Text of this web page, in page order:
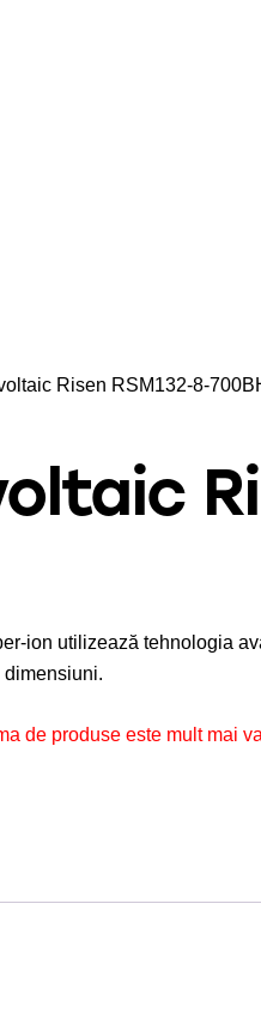
Risen RSM132-8-
ion utilizează tehnologia
de produse este mult mai